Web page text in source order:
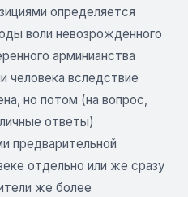
определяется
воли невозрожденного
арминианства
человека вследствие
но потом (на вопрос,
ответы)
предварительной
отдельно или же сразу
же более